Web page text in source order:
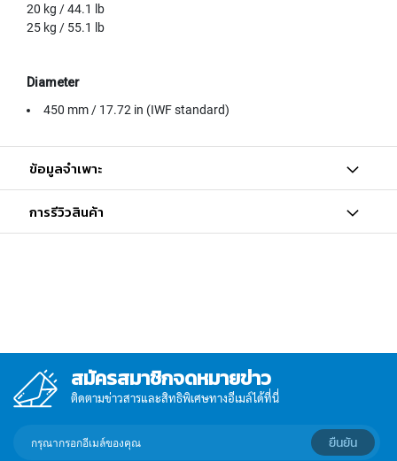
20 kg / 44.1 lb
25 kg / 55.1 lb
Diameter
450 mm / 17.72 in (IWF standard)
ข้อมูลจำเพาะ
การรีวิวสินค้า
สมัครสมาชิกจดหมายข่าว
ติดตามข่าวสารและสิทธิพิเศษทางอีเมล์ได้ที่นี่
อีเมล์
ยืนยัน